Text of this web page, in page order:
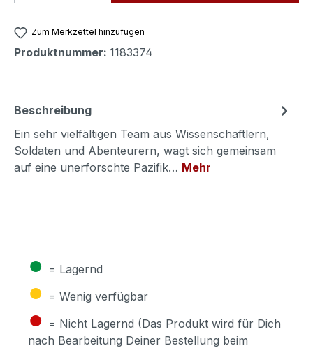
Zum Merkzettel hinzufügen
Produktnummer: 1183374
Beschreibung
Ein sehr vielfältigen Team aus Wissenschaftlern,
Soldaten und Abenteurern, wagt sich gemeinsam
auf eine unerforschte Pazifik… Mehr
● = Lagernd
● = Wenig verfügbar
● = Nicht Lagernd (Das Produkt wird für Dich
nach Bearbeitung Deiner Bestellung beim